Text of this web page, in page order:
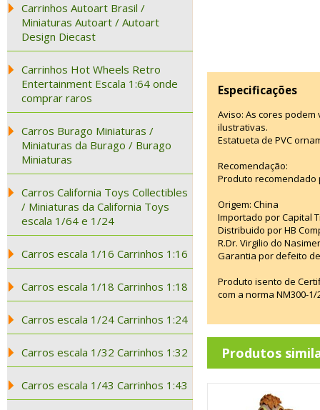
Carrinhos Autoart Brasil /
Miniaturas Autoart / Autoart
Design Diecast
Carrinhos Hot Wheels Retro
Entertainment Escala 1:64 onde
comprar raros
Carros Burago Miniaturas /
Miniaturas da Burago / Burago
Miniaturas
Carros California Toys Collectibles
/ Miniaturas da California Toys
escala 1/64 e 1/24
Carros escala 1/16 Carrinhos 1:16
Carros escala 1/18 Carrinhos 1:18
Carros escala 1/24 Carrinhos 1:24
Carros escala 1/32 Carrinhos 1:32
Carros escala 1/43 Carrinhos 1:43
Especificações
Aviso: As cores
ilustrativas.
Estatueta de PVC
Recomendação:
Produto recomendado
Origem: China
Importado por Capital
Distribuido por HB
R.Dr. Virgilio do
Garantia por defeito
Produto isento de
com a norma NM300-
Produtos